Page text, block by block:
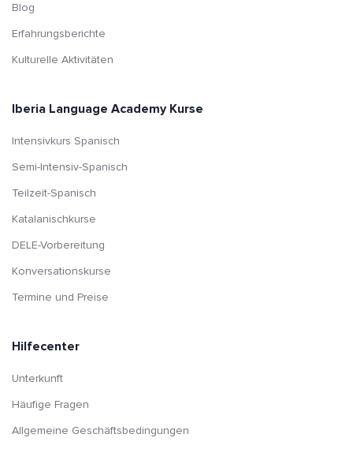
Blog
Erfahrungsberichte
Kulturelle Aktivitäten
Iberia Language Academy Kurse
Intensivkurs Spanisch
Semi-Intensiv-Spanisch
Teilzeit-Spanisch
Katalanischkurse
DELE-Vorbereitung
Konversationskurse
Termine und Preise
Hilfecenter
Unterkunft
Häufige Fragen
Allgemeine Geschäftsbedingungen